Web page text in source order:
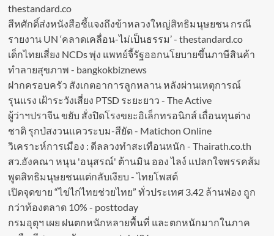
thestandard.co
สีหศักดิ์ส่งหนังสือชี้แจงถึงข้าหลวงใหญ่สิทธิมนุษยชน กรณี
รายงาน UN ‘คลาดเคลื่อน-ไม่เป็นธรรม’ - thestandard.co
เด็กไทยเสี่ยง NCDs พุ่ง แพทย์จี้รัฐออกนโยบายขึ้นภาษีสินค้า
ทำลายสุขภาพ - bangkokbiznews
ฝากครอบครัว สังเกตอาการลูกหลาน หลังผ่านเหตุการณ์
รุนแรง เฝ้าระวังเสี่ยง PTSD ระยะยาว - The Active
ผู้ว่าฯปราจีน ขยับ สั่งปิดโรงขยะอิเล็กทรอนิกส์ เถื่อนทุนต่าง
ชาติ รุกป่สงวนแควระบม-สียัด - Matichon Online
วิเคราะห์การเมือง : ดีลลวงทำสะเทือนหนัก - Thairath.co.th
สว.อังคณา หนุน 'อนุสรณ์' ต้านมิน ออง ไลง์ แปลกใจพรรคส้ม
พูดสิทธิมนุษยชนแต่กลับเงียบ - ไทยโพสต์
เปิดจุดขาย “ไข่ไก่ไทยช่วยไทย” ทั่วประเทศ 3.42 ล้านฟอง ถูก
กว่าท้องตลาด 10% - posttoday
กรมอุตุฯ เผย ฝนตกหนักหลายพื้นที่ และตกหนักมากในภาค